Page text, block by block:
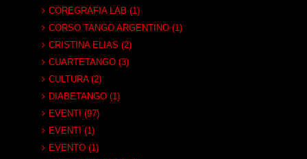
COREGRAFIA LAB (1)
CORSO TANGO ARGENTINO (1)
CRISTINA ELIAS (2)
CUARTETANGO (3)
CULTURA (2)
DIABETANGO (1)
EVENTI (97)
EVENTI (1)
EVENTO (1)